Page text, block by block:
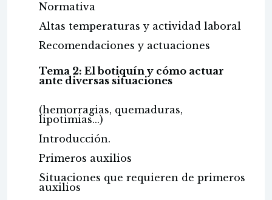
Normativa
Altas temperaturas y actividad laboral
Recomendaciones y actuaciones
Tema 2: El botiquín y cómo actuar
ante diversas situaciones
(hemorragias, quemaduras,
lipotimias...)
Introducción.
Primeros auxilios
Situaciones que requieren de primeros
auxilios